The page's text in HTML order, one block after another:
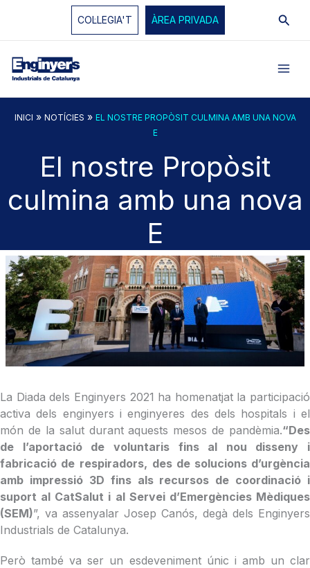
COL·LEGIA'T ÀREA PRIVADA
INICI » NOTÍCIES » EL NOSTRE PROPÒSIT CULMINA AMB UNA NOVA
E
El nostre Propòsit
culmina amb una nova
E
La Diada dels Enginyers 2021 ha homenatjat la participació
activa dels enginyers i enginyeres des dels hospitals i el
món de la salut durant aquests mesos de pandèmia.“Des
de l’aportació de voluntaris fins al nou disseny i
fabricació de respiradors, des de solucions d’urgència
amb impressió 3D fins als recursos de coordinació i
suport al CatSalut i al Servei d’Emergències Mèdiques
(SEM)”, va assenyalar Josep Canós, degà dels Enginyers
Industrials de Catalunya.
Però també va ser un esdeveniment únic i amb un clar